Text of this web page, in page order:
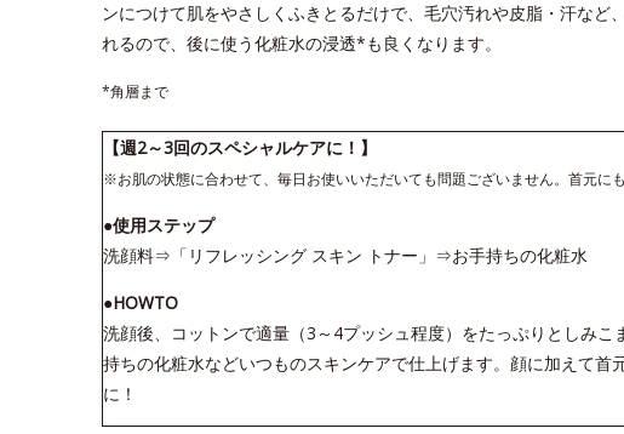
ンにつけて肌をやさしくふきとるだけで、毛穴汚れや皮脂・汗など
れるので、後に使う化粧水の浸透*も良くなります。
*角層まで
【週2～3回のスペシャルケアに！】
※お肌の状態に合わせて、毎日お使いいただいても問題ございません。首元に
●使用ステップ
洗顔料⇒「リフレッシング スキン トナー」⇒お手持ちの化粧水
●HOWTO
洗顔後、コットンで適量（3～4プッシュ程度）をたっぷりとしみ
持ちの化粧水などいつものスキンケアで仕上げます。顔に加えて
に！